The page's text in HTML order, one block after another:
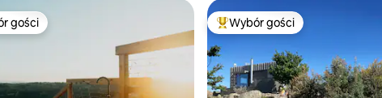
gości
gości Najpopularniejsze z kategorii
Wybór gości